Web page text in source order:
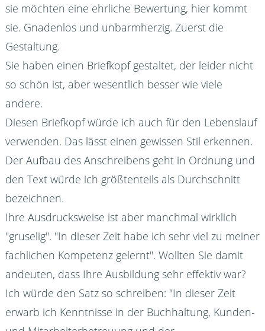
sie möchten eine ehrliche Bewertung, hier kommt
sie. Gnadenlos und unbarmherzig. Zuerst die
Gestaltung.
Sie haben einen Briefkopf gestaltet, der leider nicht
so schön ist, aber wesentlich besser wie viele
andere.
Diesen Briefkopf würde ich auch für den Lebenslauf
verwenden. Das lässt einen gewissen Stil erkennen.
Der Aufbau des Anschreibens geht in Ordnung und
den Text würde ich größtenteils als Durchschnitt
bezeichnen.
Ihre Ausdrucksweise ist aber manchmal wirklich
"gruselig". "In dieser Zeit habe ich sehr viel zu meiner
fachlichen Kompetenz gelernt". Wollten Sie damit
andeuten, dass Ihre Ausbildung sehr effektiv war?
Ich würde den Satz so schreiben: "In dieser Zeit
erwarb ich Kenntnisse in der Buchhaltung, Kunden-